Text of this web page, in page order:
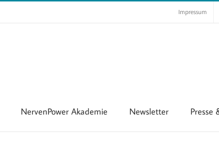
Impressum
NervenPower Akademie Newsletter Presse